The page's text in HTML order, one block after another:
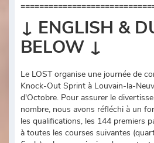
↓ ENGLISH &
BELOW ↓
Le LOST organise une journée de
Knock-Out Sprint à Louvain-la-
d'Octobre. Pour assurer le
nombre, nous avons réfléchi à un
les qualifications, les 144 premiers
à toutes les courses suivantes